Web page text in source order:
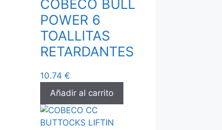
COBECO BULL
POWER 6
TOALLITAS
RETARDANTES
10.74 €
Añadir al carrito